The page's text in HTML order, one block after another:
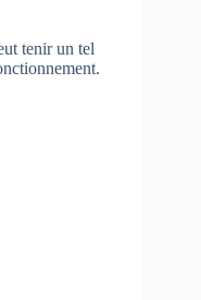
tenir un tel